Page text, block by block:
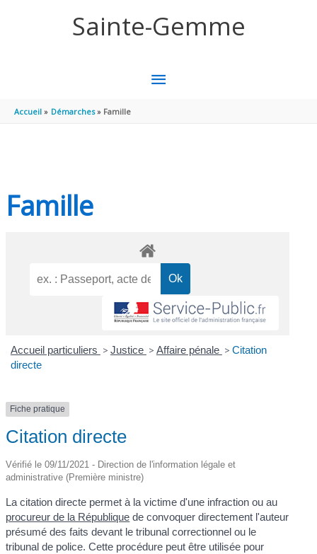
Sainte-Gemme
MENU
Accueil Démarches Famille
Famille
Accueil particuliers > Justice > Affaire pénale > Citation
directe
Fiche pratique
Citation directe
Vérifié le 09/11/2021 - Direction de l'information légale et
administrative (Première ministre)
La citation directe permet à la victime d'une infraction ou au
procureur de la République de convoquer directement l'auteur
présumé des faits devant le tribunal correctionnel ou le
tribunal de police. Cette procédure peut être utilisée pour